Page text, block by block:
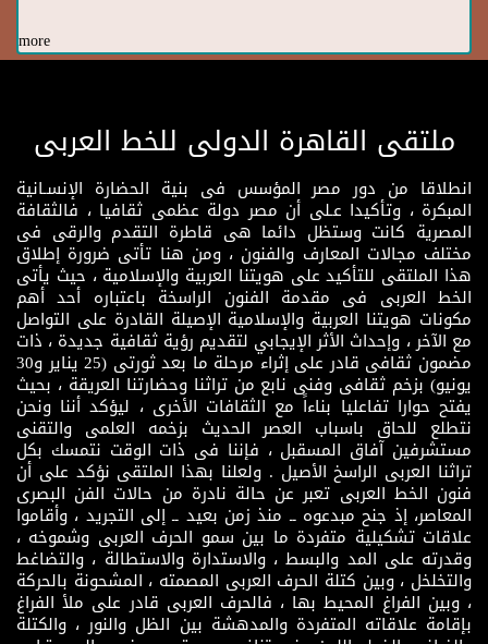
more
ملتقى القاهرة الدولى للخط العربى
انطلاقا من دور مصر المؤسس فى بنية الحضارة الإنسـانية
المبكرة ، وتأكيدا عـلى أن مصر دولة عظمى ثقافيا ، فالثقافة
المصرية كانت وستظل دائما هى قاطرة التقدم والرقى فى
مختلف مجالات المعارف والفنون ، ومن هنا تأتى ضرورة إطلاق
هذا الملتقى للتأكيد على هويتنا العربية والإسلامية ، حيث يأتى
الخط العربى فى مقدمة الفنون الراسخة باعتباره أحد أهم
مكونات هويتنا العربية والإسلامية الإصيلة القادرة على التواصل
مع الآخر ، وإحداث الأثر الإيجابي لتقديم رؤية ثقافية جديدة ، ذات
مضمون ثقافى قادر على إثراء مرحلة ما بعد ثورتى (25 يناير و30
يونيو) بزخم ثقافى وفنى نابع من تراثنا وحضارتنا العريقة ، بحيث
يفتح حوارا تفاعليا بناءاً مع الثقافات الأخرى ، ليؤكد أننا ونحن
نتطلع للحاق باسباب العصر الحديث بزخمه العلمى والتقنى
مستشرفين آفاق المسقبل ، فإننا فى ذات الوقت نتمسك بكل
تراثنا العربى الراسخ الأصيل . ولعلنا بهذا الملتقى نؤكد على أن
فنون الخط العربى تعبر عن حالة نادرة من حالات الفن البصرى
المعاصر، إذ جنح مبدعوه ــ منذ زمن بعيد ــ إلى التجريد ، وأقاموا
علاقات تشكيلية متفردة ما بين سمو الحرف العربى وشموخه ،
وقدرته على المد والبسط ، والاستدارة والاستطالة ، والتضاغط
والتخلخل ، وبين كتلة الحرف العربى المصمته ، المشحونة بالحركة
، وبين الفراغ المحيط بها ، فالحرف العربى قادر على ملأ الفراغ
بإقامة علاقاته المتفردة والمدهشة بين الظل والنور ، والكتلة